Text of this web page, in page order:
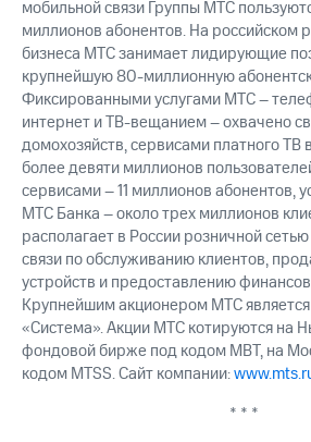
мобильной связи Группы МТС
миллионов абонентов. На российском
бизнеса МТС занимает лидирующие
крупнейшую 80-миллионную
Фиксированными услугами МТС –
интернет и ТВ-вещанием – охвачено
домохозяйств, сервисами платного ТВ
более девяти миллионов
сервисами – 11 миллионов абонентов,
МТС Банка – около трех миллионов
располагает в России розничной
связи по обслуживанию клиентов,
устройств и предоставлению
Крупнейшим акционером МТС
«Система». Акции МТС котируются на
фондовой бирже под кодом MBT, на
кодом MTSS. Сайт компании:
* * *